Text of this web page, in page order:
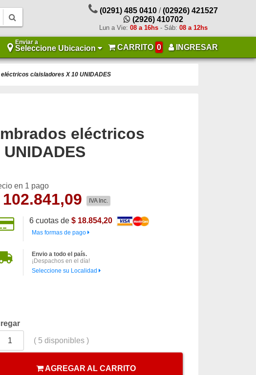
(0291) 485 0410 /(02926) 421527
(2926) 410702
Lun a Vie: 08 a 16hs- Sáb: 08 a 12hs
Enviar a
Seleccione Ubicacion CARRITO 0 INGRESAR
c/aisladores X 10 UNIDADES
eléctricos
en 1 pago
102.841,09 IVA Inc.
6cuotas de $ 18.854,20
Mas formas de pago
Envio a todo el país.
¡Despachos en el día!
Seleccione su Localidad
( 5disponibles )
AGREGAR AL CARRITO